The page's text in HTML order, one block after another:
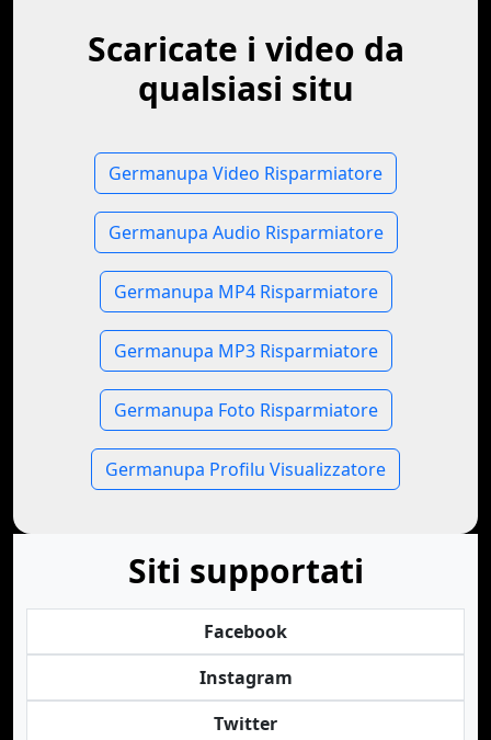
Scaricate i video da
qualsiasi situ
Germanupa Video Risparmiatore
Germanupa Audio Risparmiatore
Germanupa MP4 Risparmiatore
Germanupa MP3 Risparmiatore
Germanupa Foto Risparmiatore
Germanupa Profilu Visualizzatore
Siti supportati
Facebook
Instagram
Twitter